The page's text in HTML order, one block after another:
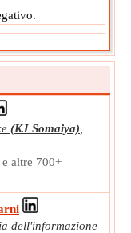
al fattore
viene trattenuto
(KJ Somaiya)
altre 700+
dell'informazione